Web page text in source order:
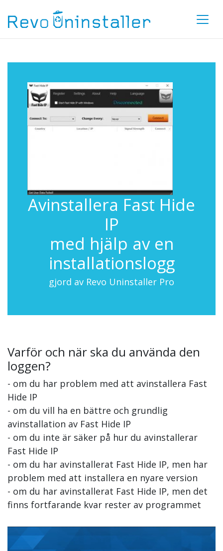
Avinstallera Fast Hide
IP
med hjälp av en
installationslogg
gjord av Revo Uninstaller Pro
Varför och när ska du använda den
loggen?
- om du har problem med att avinstallera Fast
Hide IP
- om du vill ha en bättre och grundlig
avinstallation av Fast Hide IP
- om du inte är säker på hur du avinstallerar
Fast Hide IP
- om du har avinstallerat Fast Hide IP, men har
problem med att installera en nyare version
- om du har avinstallerat Fast Hide IP, men det
finns fortfarande kvar rester av programmet